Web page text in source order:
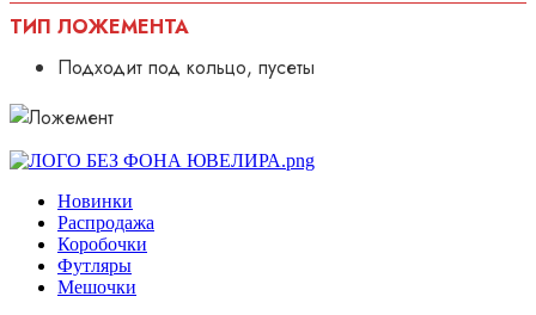
ТИП ЛОЖЕМЕНТА
Подходит под кольцо, пусеты
Новинки
Распродажа
Коробочки
Футляры
Мешочки